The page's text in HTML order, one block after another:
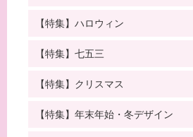
【特集】ハロウィン
【特集】七五三
【特集】クリスマス
【特集】年末年始・冬デザイン